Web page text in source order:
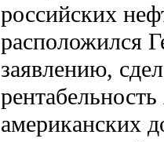
российских
расположился
заявлению,
американских